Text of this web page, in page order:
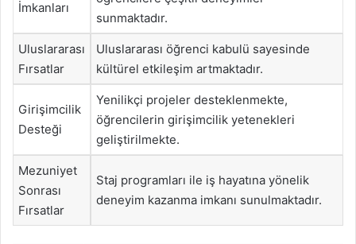
İmkanları
sunmaktadır.
Uluslararası
Fırsatlar
Uluslararası öğrenci kabulü sayesinde
kültürel etkileşim artmaktadır.
Girişimcilik
Desteği
Yenilikçi projeler desteklenmekte,
öğrencilerin girişimcilik yetenekleri
geliştirilmekte.
Mezuniyet
Sonrası
Fırsatlar
Staj programları ile iş hayatına yönelik
deneyim kazanma imkanı sunulmaktadır.